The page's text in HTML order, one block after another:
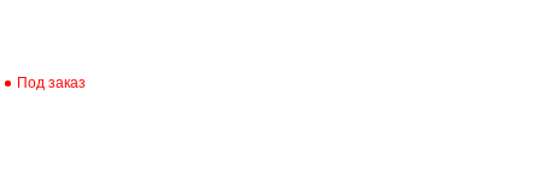
Под заказ